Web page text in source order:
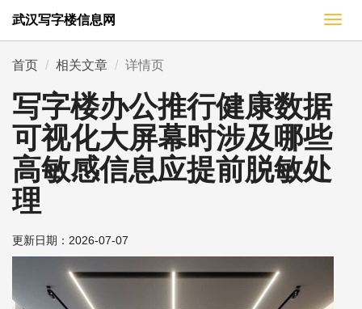
切
换
武汉写字楼信息网
首页 相关文章 详情页
写字楼办公推行健康数据
可视化大屏幕时涉及哪些
高敏感信息应提前脱敏处
理
更新日期： 2026-07-07